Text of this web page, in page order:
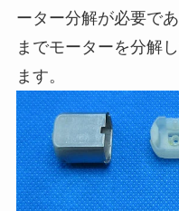
ーター分解が必要で
までモーターを分解
ます。